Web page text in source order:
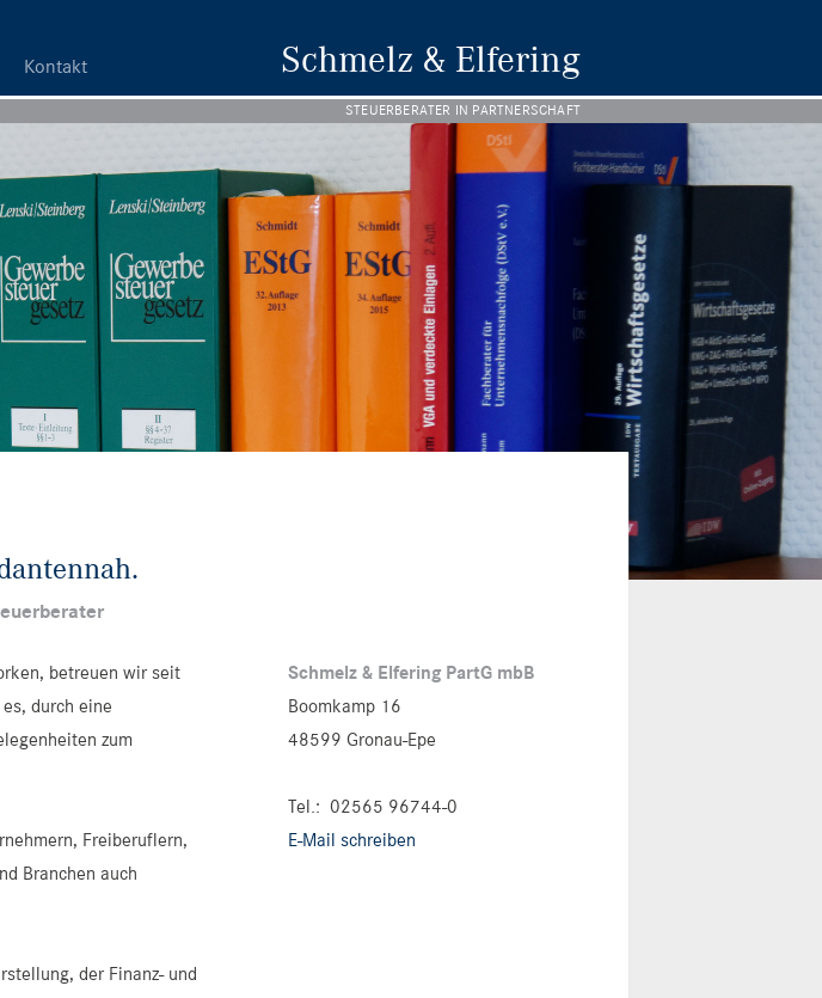
Kontakt Schmelz & Elfering
STEUERBERATER IN PARTNERSCHAFT
betreuen wir seit
durch eine
zum
Freiberuflern,
Branchen auch
der Finanz- und
Schmelz & Elfering PartG mbB
Boomkamp 16
48599 Gronau-Epe
Tel.: 02565 96744-0
E-Mail schreiben